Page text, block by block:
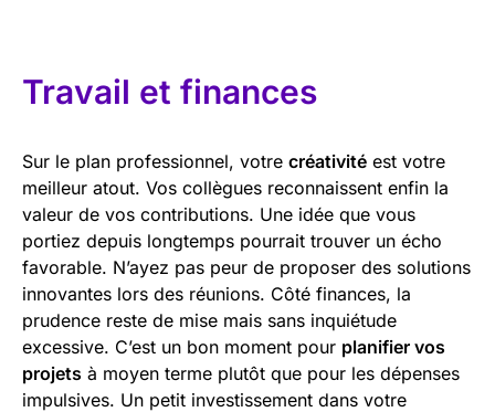
Travail et finances
Sur le plan professionnel, votre créativité est votre
meilleur atout. Vos collègues reconnaissent enfin la
valeur de vos contributions. Une idée que vous
portiez depuis longtemps pourrait trouver un écho
favorable. N’ayez pas peur de proposer des solutions
innovantes lors des réunions. Côté finances, la
prudence reste de mise mais sans inquiétude
excessive. C’est un bon moment pour planifier vos
projets à moyen terme plutôt que pour les dépenses
impulsives. Un petit investissement dans votre